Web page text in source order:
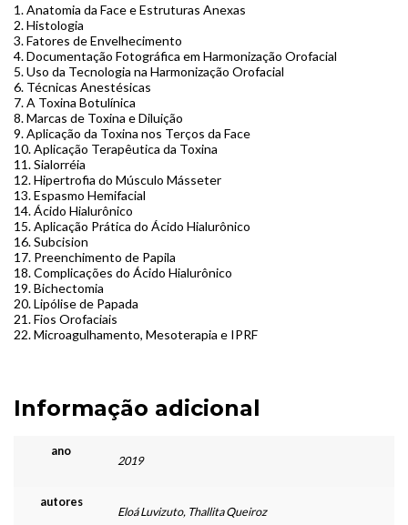
1. Anatomia da Face e Estruturas Anexas
2. Histologia
3. Fatores de Envelhecimento
4. Documentação Fotográfica em Harmonização Orofacial
5. Uso da Tecnologia na Harmonização Orofacial
6. Técnicas Anestésicas
7. A Toxina Botulínica
8. Marcas de Toxina e Diluição
9. Aplicação da Toxina nos Terços da Face
10. Aplicação Terapêutica da Toxina
11. Sialorréia
12. Hipertrofia do Músculo Másseter
13. Espasmo Hemifacial
14. Ácido Hialurônico
15. Aplicação Prática do Ácido Hialurônico
16. Subcision
17. Preenchimento de Papila
18. Complicações do Ácido Hialurônico
19. Bichectomia
20. Lipólise de Papada
21. Fios Orofaciais
22. Microagulhamento, Mesoterapia e IPRF
Informação adicional
ano
2019
autores
Eloá Luvizuto, Thallita Queiroz